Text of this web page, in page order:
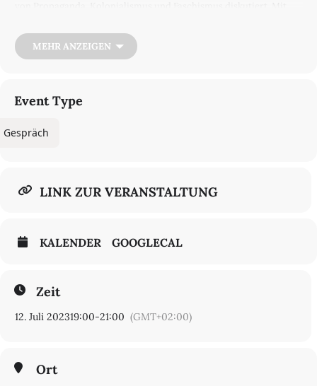
NS-Kunstpolitik in der Ukraine widmet sich die Veranstaltung den
komplexen Machtverstrickungen und ihren Symbolen.
In englischer Sprache
MEHR ANZEIGEN
Event Type
Gespräch
LINK ZUR VERANSTALTUNG
KALENDER GOOGLECAL
Zeit
12. Juli 202319:00-21:00 (GMT+02:00)
Ort